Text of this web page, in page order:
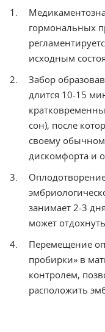
гормональных
исходным
Забор
длится 10-15
сон), после
своему
дискомфорта и
занимает 2-3
может
Перемещение
пробирки» в
контролем,
расположить